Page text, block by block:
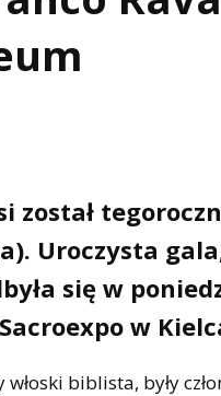
został
Uroczysta
się w
w
biblista, były